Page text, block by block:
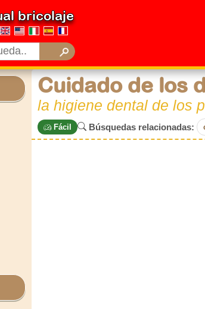
bricolaje
Cuidado de los
la higiene dental de los
Fácil Búsquedas relacionadas: